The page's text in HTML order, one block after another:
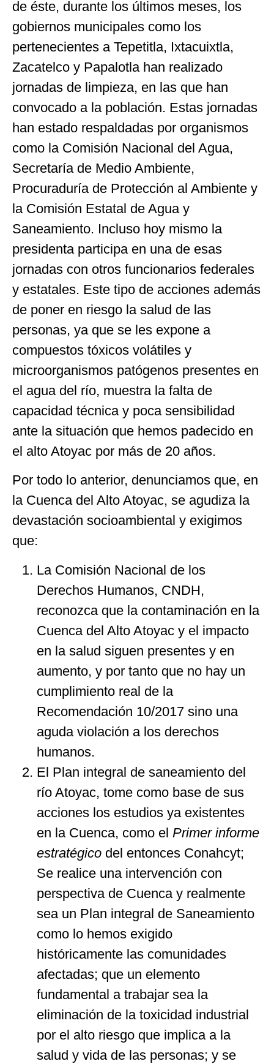
de éste, durante los últimos meses, los
gobiernos municipales como los
pertenecientes a Tepetitla, Ixtacuixtla,
Zacatelco y Papalotla han realizado
jornadas de limpieza, en las que han
convocado a la población. Estas jornadas
han estado respaldadas por organismos
como la Comisión Nacional del Agua,
Secretaría de Medio Ambiente,
Procuraduría de Protección al Ambiente y
la Comisión Estatal de Agua y
Saneamiento. Incluso hoy mismo la
presidenta participa en una de esas
jornadas con otros funcionarios federales
y estatales. Este tipo de acciones además
de poner en riesgo la salud de las
personas, ya que se les expone a
compuestos tóxicos volátiles y
microorganismos patógenos presentes en
el agua del río, muestra la falta de
capacidad técnica y poca sensibilidad
ante la situación que hemos padecido en
el alto Atoyac por más de 20 años.
Por todo lo anterior, denunciamos que, en
la Cuenca del Alto Atoyac, se agudiza la
devastación socioambiental y exigimos
que:
La Comisión Nacional de los
Derechos Humanos, CNDH,
reconozca que la contaminación en la
Cuenca del Alto Atoyac y el impacto
en la salud siguen presentes y en
aumento, y por tanto que no hay un
cumplimiento real de la
Recomendación 10/2017 sino una
aguda violación a los derechos
humanos.
El Plan integral de saneamiento del
río Atoyac, tome como base de sus
acciones los estudios ya existentes
en la Cuenca, como el Primer informe
estratégico del entonces Conahcyt;
Se realice una intervención con
perspectiva de Cuenca y realmente
sea un Plan integral de Saneamiento
como lo hemos exigido
históricamente las comunidades
afectadas; que un elemento
fundamental a trabajar sea la
eliminación de la toxicidad industrial
por el alto riesgo que implica a la
salud y vida de las personas; y se